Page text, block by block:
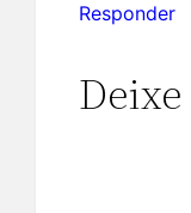
Responder